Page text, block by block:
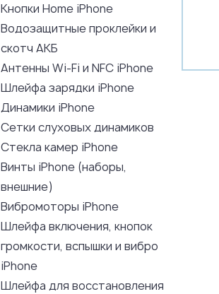
Кнопки Home iPhone
Водозащитные проклейки и
скотч АКБ
Антенны Wi-Fi и NFC iPhone
Шлейфа зарядки iPhone
Динамики iPhone
Сетки слуховых динамиков
Стекла камер iPhone
Винты iPhone (наборы,
внешние)
Вибромоторы iPhone
Шлейфа включения, кнопок
громкости, вспышки и вибро
iPhone
Шлейфа для восстановления